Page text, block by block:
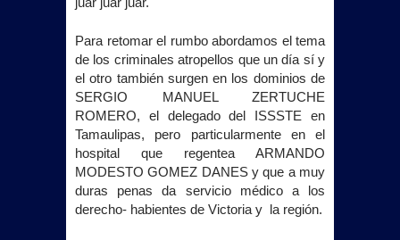
juar juar juar.
Para retomar el rumbo abordamos el tema
de los criminales atropellos que un día sí y
el otro también surgen en los dominios de
SERGIO MANUEL ZERTUCHE
ROMERO, el delegado del ISSSTE en
Tamaulipas, pero particularmente en el
hospital que regentea ARMANDO
MODESTO GOMEZ DANES y que a muy
duras penas da servicio médico a los
derecho- habientes de Victoria y
la región.